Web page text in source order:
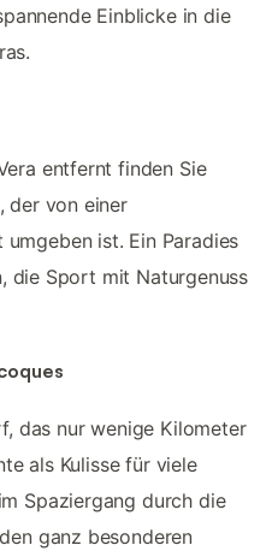
Einblicke in die
entfernt finden Sie
der von einer
ist. Ein Paradies
die Sport mit Naturgenuss
das nur wenige Kilometer
als Kulisse für viele
Spaziergang durch die
ganz besonderen